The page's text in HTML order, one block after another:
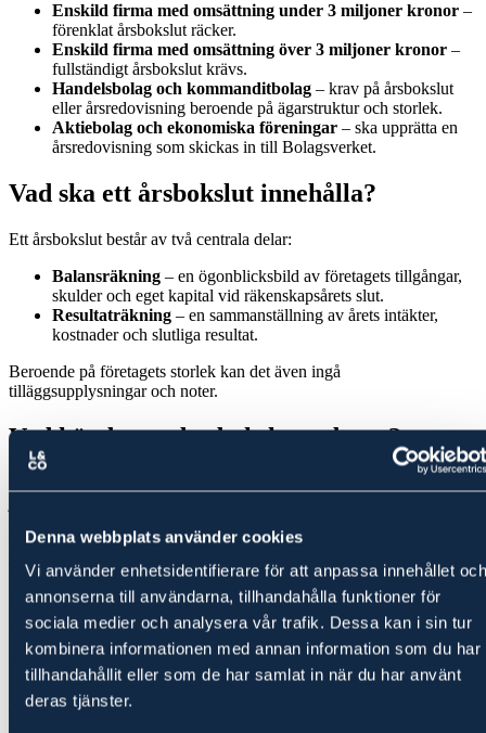
Denna webbplats använder cookies
Vi använder enhetsidentifierare för att anpassa innehållet och
annonserna till användarna, tillhandahålla funktioner för
sociala medier och analysera vår trafik. Dessa kan i sin tur
kombinera informationen med annan information som du har
tillhandahållit eller som de har samlat in när du har använt
deras tjänster.
Enskild firma med omsättning under 3 miljoner kronor –
förenklat årsbokslut räcker.
Enskild firma med omsättning över 3 miljoner kronor –
fullständigt årsbokslut krävs.
Handelsbolag och kommanditbolag – krav på årsbokslut
eller årsredovisning beroende på ägarstruktur och storlek.
Aktiebolag och ekonomiska föreningar – ska upprätta en
årsredovisning som skickas in till Bolagsverket.
Vad ska ett årsbokslut innehålla?
Ett årsbokslut består av två centrala delar:
Balansräkning – en ögonblicksbild av företagets tillgångar,
skulder och eget kapital vid räkenskapsårets slut.
Resultaträkning – en sammanställning av årets intäkter,
kostnader och slutliga resultat.
Beroende på företagets storlek kan det även ingå
tilläggsupplysningar och noter.
Vad händer under bokslutsarbetet?
varulager, göra skattemässiga justeringar och hantera eventuella
avsättningar till periodiseringsfonder. Slutligen fastställs årets
skattekostnad och bokförs.
Bokslutet hjälper dig också att ta viktiga beslut – exempelvis hur
mycket vinst som ska delas ut till ägarna och om det finns behov av
skatterådgivning inför deklarationen.
Årsbokslut eller årsredovisning – vad är